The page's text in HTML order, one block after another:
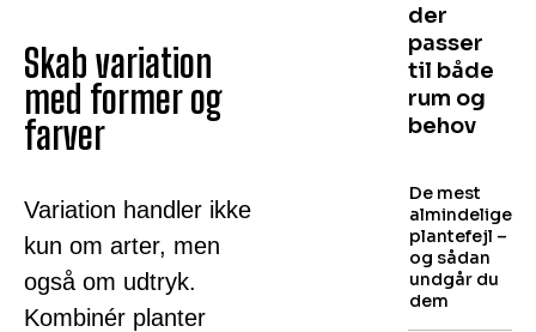
Skab variation
med former og
farver
Variation handler ikke
kun om arter, men
også om udtryk.
Kombinér planter
der
passer
til både
rum og
behov
De mest
almindelige
plantefejl –
og sådan
undgår du
dem